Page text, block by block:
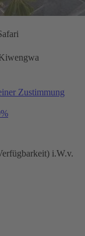
Zustimmung
i.W.v.